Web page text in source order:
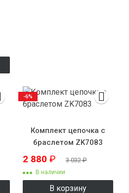
Комплект цепочка с
браслетом ZK7083
2 880 ₽ 3 032₽
В наличии
В корзину
-6%